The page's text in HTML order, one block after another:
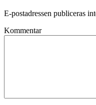
E-postadressen publiceras
Kommentar